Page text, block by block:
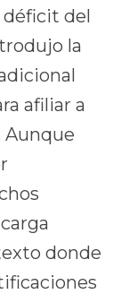
del
la
afiliar a
Aunque
donde